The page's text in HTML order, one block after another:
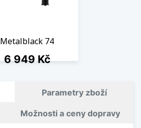
Metalblack 74
Cena
6 949 Kč
Parametry zboží
Možnosti a ceny dopravy